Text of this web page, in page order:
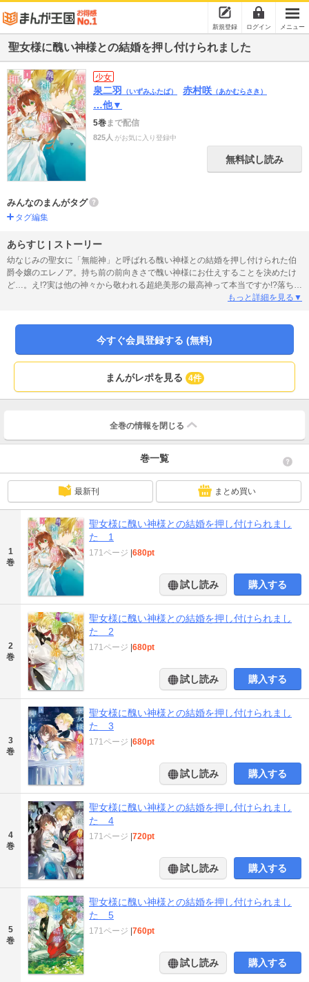
新規登録 ログイン メニュー
聖女様に醜い神様との結婚を押し付けられました
少女
泉二羽 （いずみふたば） 赤村咲 （あかむらさき）
…他▼
5巻まで配信
825人 がお気に入り登録中
無料試し読み
みんなのまんがタグ
タグ編集
あらすじ | ストーリー
幼なじみの聖女に「無能神」と呼ばれる醜い神様との結婚を押し付けられた伯
爵令嬢のエレノア。持ち前の前向きさで醜い神様にお仕えすることを決めたけ
ど…。え!?実は他の神々から敬われる超絶美形の最高神って本当ですか!?落ちこ
もっと詳細を見る▼
今すぐ会員登録する (無料)
まんがレポを見る 4件
全巻の情報を 閉じる
巻一覧
最新刊 まとめ買い
1
巻
聖女様に醜い神様との結婚を押し付けられまし
た 1
171ページ |680pt
試し読み 購入する
2
巻
聖女様に醜い神様との結婚を押し付けられまし
た 2
171ページ |680pt
試し読み 購入する
3
巻
聖女様に醜い神様との結婚を押し付けられまし
た 3
171ページ |680pt
試し読み 購入する
4
巻
聖女様に醜い神様との結婚を押し付けられまし
た 4
171ページ |720pt
試し読み 購入する
5
巻
聖女様に醜い神様との結婚を押し付けられまし
た 5
171ページ |760pt
試し読み 購入する